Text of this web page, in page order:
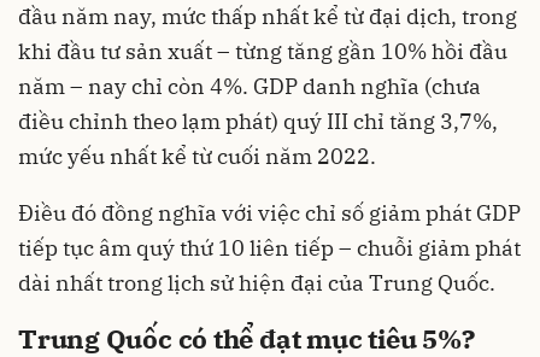
đầu năm nay, mức thấp nhất kể từ đại dịch, trong
khi đầu tư sản xuất – từng tăng gần 10% hồi đầu
năm – nay chỉ còn 4%. GDP danh nghĩa (chưa
điều chỉnh theo lạm phát) quý III chỉ tăng 3,7%,
mức yếu nhất kể từ cuối năm 2022.
Điều đó đồng nghĩa với việc chỉ số giảm phát GDP
tiếp tục âm quý thứ 10 liên tiếp – chuỗi giảm phát
dài nhất trong lịch sử hiện đại của Trung Quốc.
Trung Quốc có thể đạt mục tiêu 5%?